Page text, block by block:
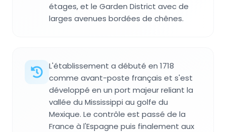
étages, et le Garden District avec de
larges avenues bordées de chênes.
L'établissement a débuté en 1718
comme avant-poste français et s'est
développé en un port majeur reliant la
vallée du Mississippi au golfe du
Mexique. Le contrôle est passé de la
France à l'Espagne puis finalement aux